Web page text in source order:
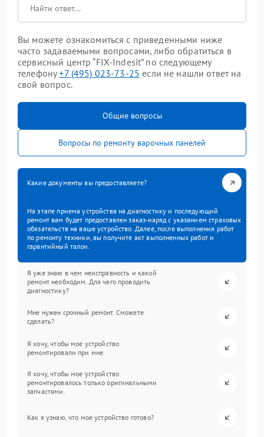
Вы можете ознакомиться с приведенными ниже
часто задаваемыми вопросами, либо обратиться в
сервисный центр “FIX-Indesit” по следующему
телефону+7 (495) 023-73-25 если не нашли ответ на
свой вопрос.
Общие вопросы
Вопросы по ремонту варочных панелей
Какие документы вы предоставляете?
На этапе приема устройства на диагностику и последующий
ремонт вам будет предоставлен заказ-наряд с указанием страховых
обязательств на ваше устройство. Далее, после выполнения работ
по ремонту техники, вы получите акт выполненных работ и
гарантийный талон.
Я уже знаю в чем неисправность и какой
ремонт необходим. Для чего проводить
диагностику?
Мне нужен срочный ремонт. Сможете
сделать?
Я хочу, чтобы мое устройство
ремонтировали при мне.
Я хочу, чтобы мое устройство
ремонтировалось только оригинальными
запчастями.
Как я узнаю, что мое устройство готово?